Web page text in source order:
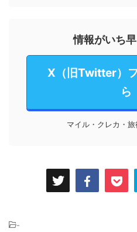
情報がいち
X（旧Twitter）
ら
マイル・クレカ・
-